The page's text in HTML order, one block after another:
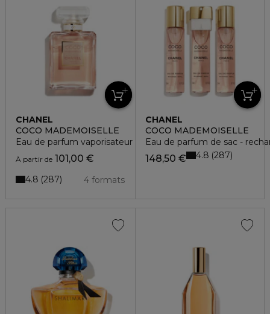
CHANEL
COCO MADEMOISELLE
Eau de parfum vaporisateur
À partir de 101,00 €
4 formats
4.8 287
CHANEL
COCO MADEMOISELLE
Eau de parfum de sac -
148,50 € 4.8 287